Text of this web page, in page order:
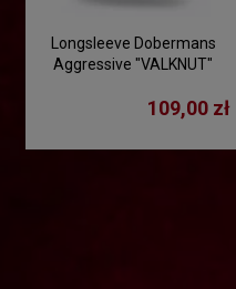
Longsleeve Dobermans
Aggressive "VALKNUT"
109,00 zł